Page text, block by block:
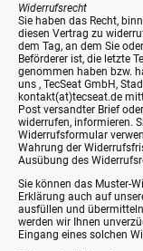
Widerrufsrecht
Sie haben das Recht,
diesen Vertrag zu
dem Tag, an dem Sie
Beförderer ist, die letzte
genommen haben bzw.
uns , TecSeat GmbH,
kontakt(at)tecseat.de
Post versandter Brief
widerrufen, informieren.
Widerrufsformular
Wahrung der
Ausübung des
Sie können das Muster-
Erklärung auch auf
ausfüllen und
werden wir Ihnen
Eingang eines solchen